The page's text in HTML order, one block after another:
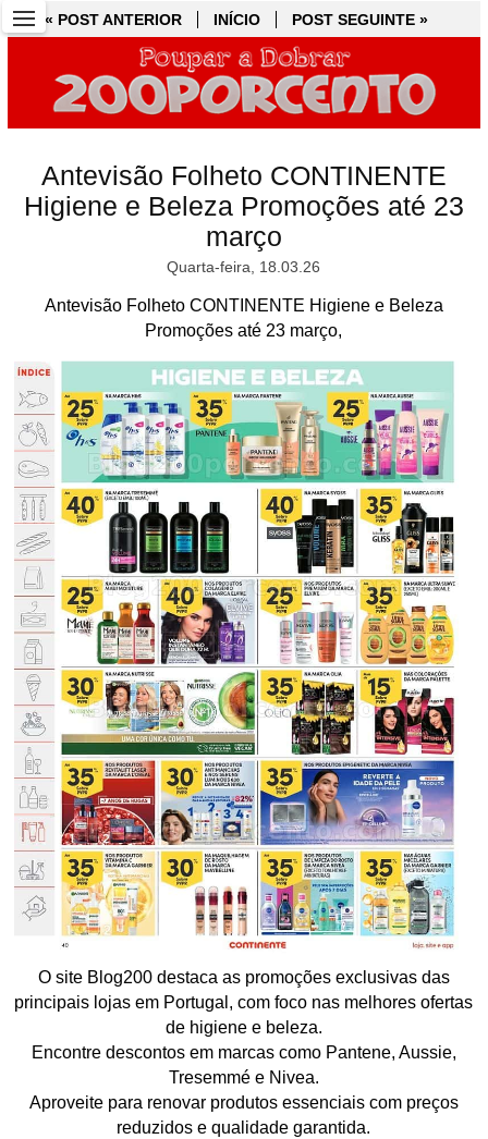
« POST ANTERIOR INÍCIO POST SEGUINTE »
Antevisão Folheto CONTINENTE
Higiene e Beleza Promoções até 23
março
Quarta-feira, 18.03.26
Antevisão Folheto CONTINENTE Higiene e Beleza
Promoções até 23 março,
O site Blog200 destaca as promoções exclusivas das
principais lojas em Portugal, com foco nas melhores ofertas
de higiene e beleza.
Encontre descontos em marcas como Pantene, Aussie,
Tresemmé e Nivea.
Aproveite para renovar produtos essenciais com preços
reduzidos e qualidade garantida.
« POST ANTERIOR INÍCIO POST SEGUINTE »